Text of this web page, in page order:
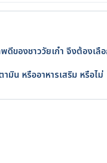
conditions. Accessed July
in the elderly. https://
Accessed July 8, 2021
In Older Adults.
ชติ
ของข้อมูลโดย ทีม Hello คุณห
ดีของชาววัยเก๋า จึงต้องเลื
มิน หรืออาหารเสริม หรือไม่